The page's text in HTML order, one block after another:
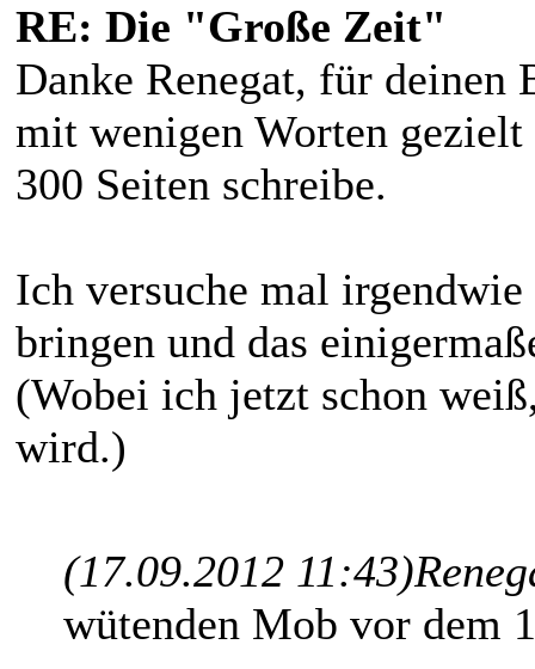
RE: Die "Große Zeit"
Danke Renegat, für
mit wenigen Worten
300 Seiten schreibe.
Ich versuche mal
bringen und das
(Wobei ich jetzt schon
wird.)
(17.09.2012 11:43)
wütenden Mob vor dem